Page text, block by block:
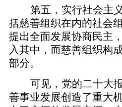
第五，实行社会主
括慈善组织在内的社会
提出全面发展协商民主
入其中，而慈善组织构
部分。
可见，党的二十大
善事业发展创造了重大